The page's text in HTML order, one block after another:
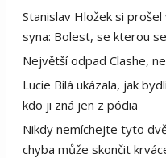
Stanislav Hložek si
syna: Bolest, se kterou
Největší odpad Clashe,
Lucie Bílá ukázala, jak
kdo ji zná jen z pódia
Nikdy nemíchejte tyto
chyba může skončit